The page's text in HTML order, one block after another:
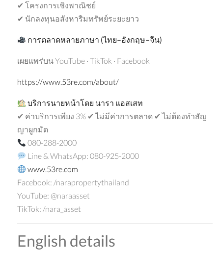
✔ โครงการเชิงพาณิชย์
✔ นักลงทุนอสังหาริมทรัพย์ระยะยาว
การตลาดหลายภาษา (ไทย–อังกฤษ–จีน)
เผยแพร่บน YouTube · TikTok · Facebook
https://www.53re.com/about/
บริการนายหน้าโดย นารา แอสเสท
✔ ค่าบริการเพียง 3% ✔ ไม่มีค่าการตลาด ✔ ไม่ต้องทำสัญ
ญาผูกมัด
080-288-2000
Line & WhatsApp: 080-925-2000
www.53re.com
Facebook: /narapropertythailand
YouTube: @naraasset
TikTok: /nara_asset
English details